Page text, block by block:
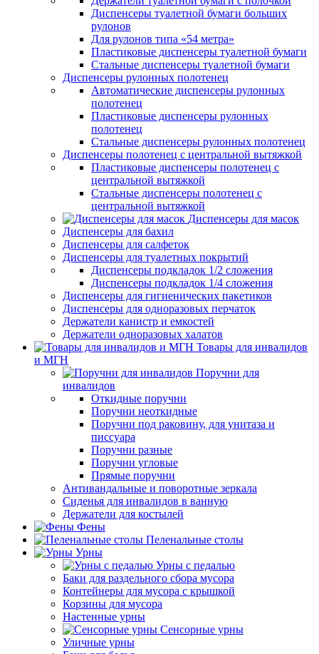
Диспенсеры туалетной бумаги больших
рулонов
Для рулонов типа «54 метра»
Пластиковые диспенсеры туалетной бумаги
Стальные диспенсеры туалетной бумаги
Диспенсеры рулонных полотенец
Автоматические диспенсеры рулонных
полотенец
Пластиковые диспенсеры рулонных
полотенец
Стальные диспенсеры рулонных полотенец
Диспенсеры полотенец с центральной вытяжкой
Пластиковые диспенсеры полотенец с
центральной вытяжкой
Стальные диспенсеры полотенец с
центральной вытяжкой
Диспенсеры для масок
Диспенсеры для бахил
Диспенсеры для салфеток
Диспенсеры для туалетных покрытий
Диспенсеры подкладок 1/2 сложения
Диспенсеры подкладок 1/4 сложения
Диспенсеры для гигиенических пакетиков
Диспенсеры для одноразовых перчаток
Держатели канистр и емкостей
Держатели одноразовых халатов
Товары для инвалидов
и МГН
Поручни для
инвалидов
Откидные поручни
Поручни неоткидные
Поручни под раковину, для унитаза и
писсуара
Поручни разные
Поручни угловые
Прямые поручни
Антивандальные и поворотные зеркала
Сиденья для инвалидов в ванную
Держатели для костылей
Фены
Пеленальные столы
Урны
Урны с педалью
Баки для раздельного сбора мусора
Контейнеры для мусора с крышкой
Корзины для мусора
Настенные урны
Сенсорные урны
Уличные урны